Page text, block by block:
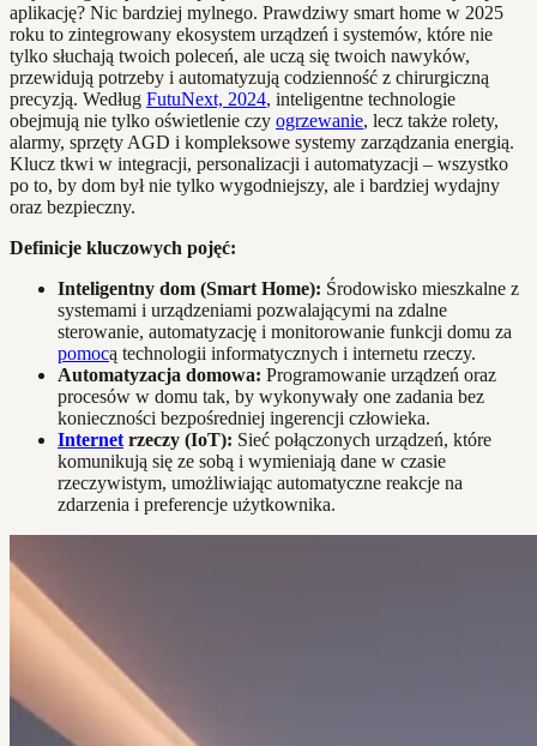
aplikację? Nic bardziej mylnego. Prawdziwy smart home w 2025
roku to zintegrowany ekosystem urządzeń i systemów, które nie
tylko słuchają twoich poleceń, ale uczą się twoich nawyków,
przewidują potrzeby i automatyzują codzienność z chirurgiczną
precyzją. Według FutuNext, 2024, inteligentne technologie
obejmują nie tylko oświetlenie czy ogrzewanie, lecz także rolety,
alarmy, sprzęty AGD i kompleksowe systemy zarządzania energią.
Klucz tkwi w integracji, personalizacji i automatyzacji – wszystko
po to, by dom był nie tylko wygodniejszy, ale i bardziej wydajny
oraz bezpieczny.
Definicje kluczowych pojęć:
Inteligentny dom (Smart Home): Środowisko mieszkalne z
systemami i urządzeniami pozwalającymi na zdalne
sterowanie, automatyzację i monitorowanie funkcji domu za
pomocą technologii informatycznych i internetu rzeczy.
Automatyzacja domowa: Programowanie urządzeń oraz
procesów w domu tak, by wykonywały one zadania bez
konieczności bezpośredniej ingerencji człowieka.
Internet rzeczy (IoT): Sieć połączonych urządzeń, które
komunikują się ze sobą i wymieniają dane w czasie
rzeczywistym, umożliwiając automatyczne reakcje na
zdarzenia i preferencje użytkownika.